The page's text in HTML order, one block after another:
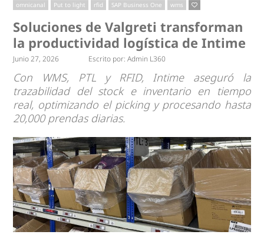
omnicanal
Put to light rfid SAP Business One wms
Soluciones de Valgreti transforman
la productividad logística de Intime
Junio 27, 2026 Escrito por: Admin L360
Con WMS, PTL y RFID, Intime aseguró la
trazabilidad del stock e inventario en tiempo
real, optimizando el picking y procesando hasta
20,000 prendas diarias.